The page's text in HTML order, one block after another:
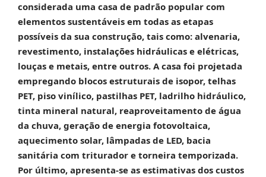
considerada uma casa de padrão popular com
elementos sustentáveis em todas as etapas
possíveis da sua construção, tais como: alvenaria,
revestimento, instalações hidráulicas e elétricas,
louças e metais, entre outros. A casa foi projetada
empregando blocos estruturais de isopor, telhas
PET, piso vinílico, pastilhas PET, ladrilho hidráulico,
tinta mineral natural, reaproveitamento de água
da chuva, geração de energia fotovoltaica,
aquecimento solar, lâmpadas de LED, bacia
sanitária com triturador e torneira temporizada.
Por último, apresenta-se as estimativas dos custos